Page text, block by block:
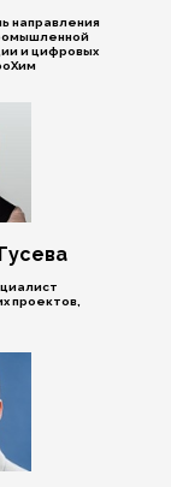
направления
и цифровых
проектов,